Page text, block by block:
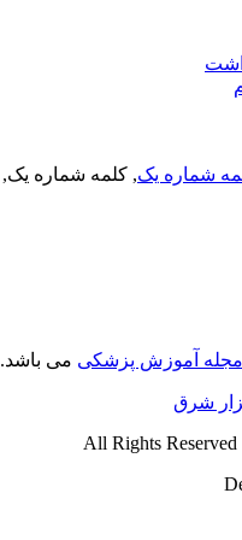
شماره یک, کلمه شماره یک,
مجله آموزش پزشکی می باشد.
شرق